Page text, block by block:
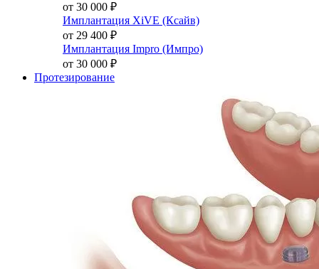
от 30 000 ₽
Имплантация XiVE (Ксайв)
от 29 400 ₽
Имплантация Impro (Импро)
от 30 000 ₽
Протезирование